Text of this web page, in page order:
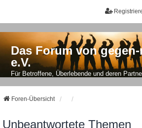
Das Forum von
e.V.
Für Betroffene, Überlebende und deren
Foren-Übersicht
Unbeantwortete Themen